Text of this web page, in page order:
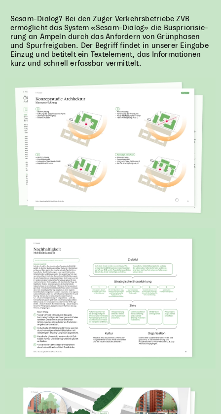
Sesam-Dialog? Bei den Zuger Ver­kehrs­be­triebeZVB
ermög­licht das System «Sesam-Dialog» die Bus­prio­ri­sie­
rung an Ampeln durch das Anfor­dern von Grün­pha­sen
und Spur­frei­ga­ben. Der Begriff findet in unserer Eingabe
Einzug und betitelt ein Text­ele­ment, das Infor­ma­tio­nen
kurz und schnell erfass­bar vermittelt.